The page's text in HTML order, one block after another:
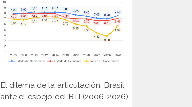
El dilema de la articulación: Brasil
ante el espejo del BTI (2006-2026)